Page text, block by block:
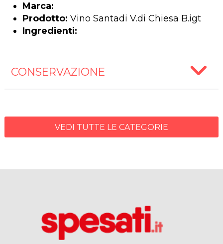
Marca:
Prodotto: Vino Santadi V.di Chiesa B.igt
Ingredienti:
CONSERVAZIONE
VEDI TUTTE LE CATEGORIE